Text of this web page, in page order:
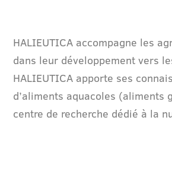
HALIEUTICA accompagne les
dans leur développement vers
HALIEUTICA apporte ses
d’aliments aquacoles (aliments
centre de recherche dédié à la